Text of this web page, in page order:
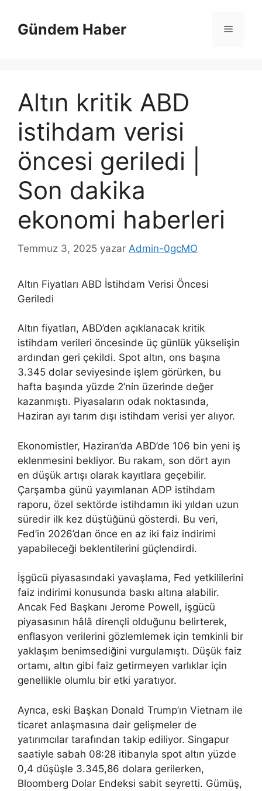
Gündem Haber Menü
Altın kritik ABD
istihdam verisi
öncesi geriledi |
Son dakika
ekonomi haberleri
Temmuz 3, 2025 yazar Admin-0gcMO
Altın Fiyatları ABD İstihdam Verisi Öncesi
Geriledi
Altın fiyatları, ABD’den açıklanacak kritik
istihdam verileri öncesinde üç günlük yükselişin
ardından geri çekildi. Spot altın, ons başına
3.345 dolar seviyesinde işlem görürken, bu
hafta başında yüzde 2’nin üzerinde değer
kazanmıştı. Piyasaların odak noktasında,
Haziran ayı tarım dışı istihdam verisi yer alıyor.
Ekonomistler, Haziran’da ABD’de 106 bin yeni iş
eklenmesini bekliyor. Bu rakam, son dört ayın
en düşük artışı olarak kayıtlara geçebilir.
Çarşamba günü yayımlanan ADP istihdam
raporu, özel sektörde istihdamın iki yıldan uzun
süredir ilk kez düştüğünü gösterdi. Bu veri,
Fed’in 2026’dan önce en az iki faiz indirimi
yapabileceği beklentilerini güçlendirdi.
İşgücü piyasasındaki yavaşlama, Fed yetkililerini
faiz indirimi konusunda baskı altına alabilir.
Ancak Fed Başkanı Jerome Powell, işgücü
piyasasının hâlâ dirençli olduğunu belirterek,
enflasyon verilerini gözlemlemek için temkinli bir
yaklaşım benimsediğini vurgulamıştı. Düşük faiz
ortamı, altın gibi faiz getirmeyen varlıklar için
genellikle olumlu bir etki yaratıyor.
Ayrıca, eski Başkan Donald Trump’ın Vietnam ile
ticaret anlaşmasına dair gelişmeler de
yatırımcılar tarafından takip ediliyor. Singapur
saatiyle sabah 08:28 itibarıyla spot altın yüzde
0,4 düşüşle 3.345,86 dolara gerilerken,
Bloomberg Dolar Endeksi sabit seyretti. Gümüş,